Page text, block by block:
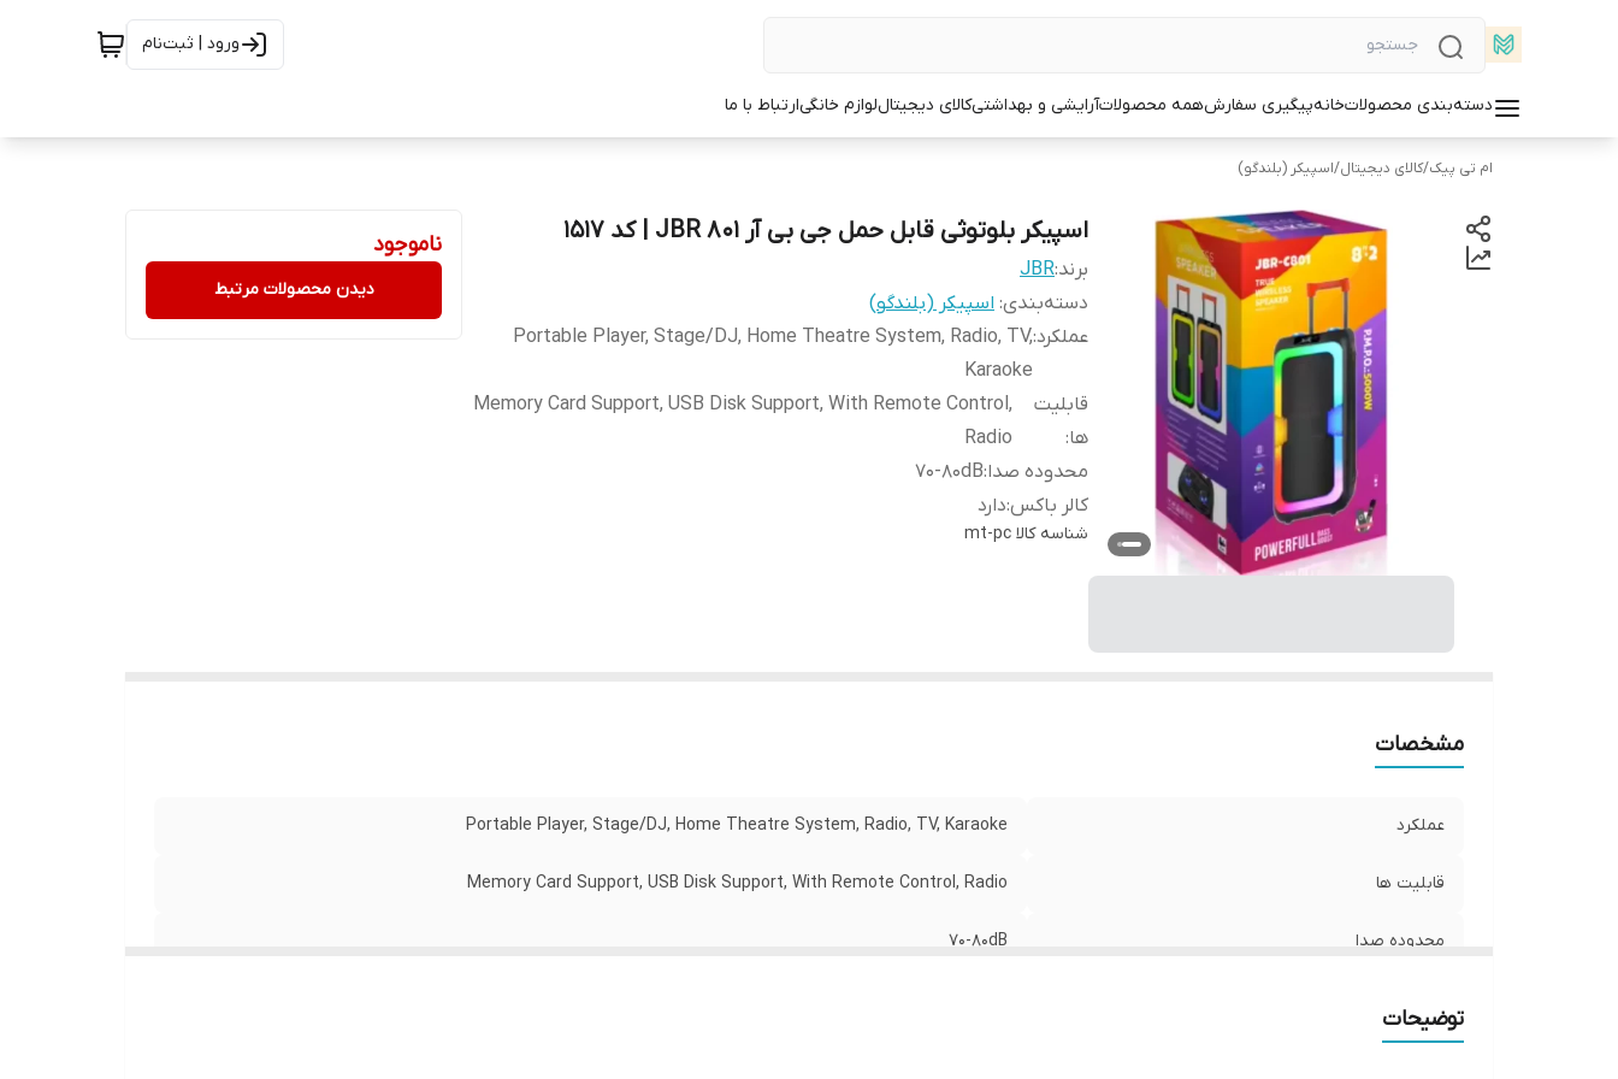
ورود | ثبت‌نام
دسته‌بندی محصولاتخانهپیگیری سفارشهمه محصولاتآرایشی و بهداشتیکالای دیجیتاللوازم خانگیارتباط با ما
ام تی پیک/کالای دیجیتال/اسپیکر (بلندگو)
اسپیکر بلوتوثی قابل حمل جی بی آر JBR 801 | کد 1517
برند:JBR
دسته‌بندی: اسپیکر (بلندگو)
عملکرد:
Portable Player, Stage/DJ, Home Theatre System, Radio, TV,
Karaoke
قابلیت
ها:
Memory Card Support, USB Disk Support, With Remote Control,
Radio
محدوده صدا:
70-80dB
کالر باکس:دارد
شناسه کالا mt-pc
ناموجود
دیدن محصولات مرتبط
مشخصات
عملکرد Portable Player, Stage/DJ, Home Theatre System, Radio, TV, Karaoke
قابلیت ها Memory Card Support, USB Disk Support, With Remote Control, Radio
محدوده صدا 70-80dB
توضیحات